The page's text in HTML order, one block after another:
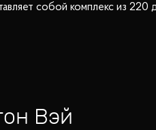
собой комплекс из
В клубе есть
легко добраться до
Вэй